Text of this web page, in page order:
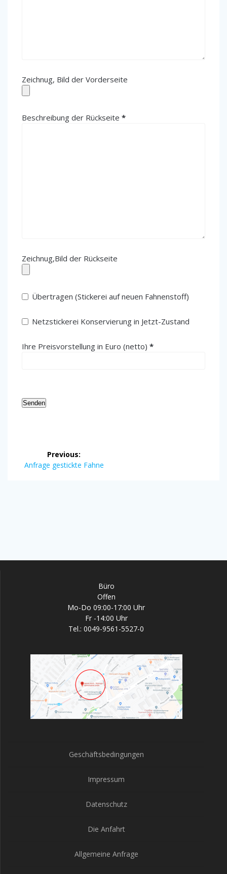
Zeichnug, Bild der Vorderseite
Beschreibung der Rückseite (erforderlich)
*
Zeichnug,Bild der Rückseite
Übertragen (Stickerei auf neuen Fahnenstoff)
Netzstickerei Konservierung in Jetzt-Zustand
Ihre Preisvorstellung in Euro (netto) (erforderlich)
*
Senden
Beitrags-
Navigation
Previous:
Previous
Anfrage gestickte Fahne
Büro
Offen
Mo-Do 09:00-17:00 Uhr
Fr -14:00 Uhr
Tel.: 0049-9561-5527-0
Geschäftsbedingungen
Impressum
Datenschutz
Die Anfahrt
Allgemeine Anfrage